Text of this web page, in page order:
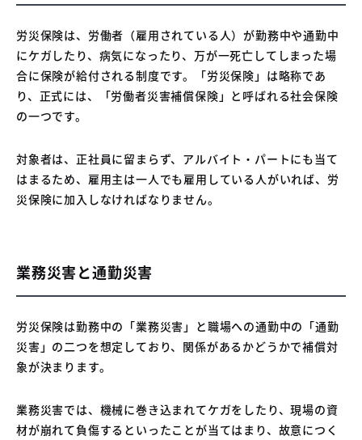
労災保険は、労働者（雇用されている人）が勤務中や通勤中
にケガしたり、病気になったり、万が一死亡してしまった場
合に保険が給付される制度です。「労災保険」は略称であ
り、正式には、「労働者災害補償保険」と呼ばれる社会保険
の一つです。
対象者は、正社員に留まらず、アルバイト・パートにも当て
はまるため、雇用主は一人でも雇用している人がいれば、労
災保険に加入しなければなりません。
業務災害と通勤災害
労災保険は勤務中の「業務災害」と職場への通勤中の「通勤
災害」の二つを想定しており、関係があるかどうかで補償対
象が決まります。
業務災害では、機械に巻き込まれてケガをしたり、現場の資
材が崩れて負傷するといったことが当てはまり、故意につく